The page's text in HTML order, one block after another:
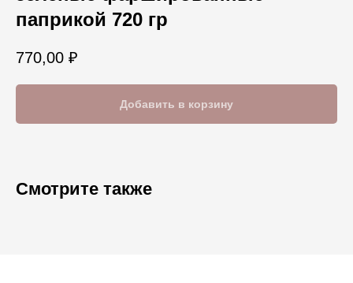
паприкой 720 гр
770,00 ₽
Добавить в корзину
Смотрите также